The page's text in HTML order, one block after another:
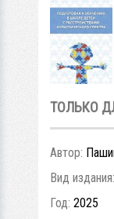
ТОЛЬКО
Автор:
Вид издания:
Год: 2025